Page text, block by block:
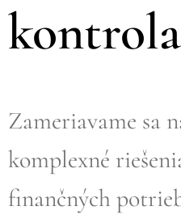
Zameriavame sa
komplexné
finančných